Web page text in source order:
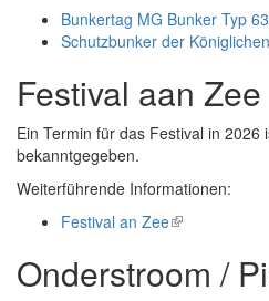
Bunkertag MG Bunker Typ
Schutzbunker der
Festival aan Zee
Ein Termin für das Festival in 2026
bekanntgegeben.
Weiterführende Informationen:
Festival an Zee(link
external)
Onderstroom /